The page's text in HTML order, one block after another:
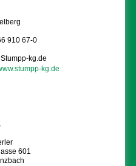
910 67-0
kg.de
kg.de
601